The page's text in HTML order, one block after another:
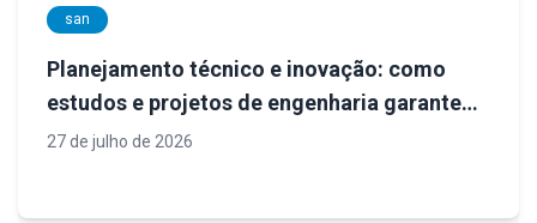
san
Planejamento técnico e inovação: como
estudos e projetos de engenharia garantem
sistemas de saneamento mais eficientes
27 de julho de 2026